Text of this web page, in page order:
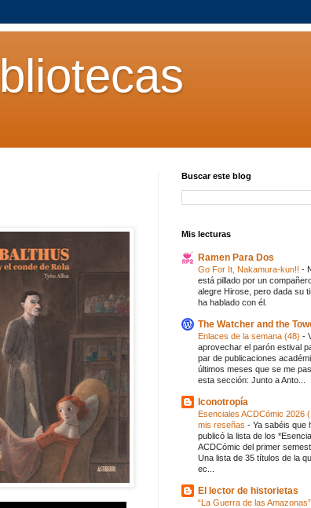
Buscar este blog
Mis lecturas
Ramen Para Dos
Go For It, Nakamura-kun!! -
está pillado por un
alegre Hirose, pero dada su
ha hablado con él.
The Watcher and the
Enlaces de la semana (48) -
aprovechar el parón estival
par de publicaciones
últimos meses que se me
esta sección: Junto a Anto...
Iconotropía
Esenciales ACDCómic 2026
mis reseñas - Ya sabéis que
publicó la lista de los
ACDCómic del primer
Una lista de 35 títulos de la
ec...
El lector de historietas
“La Guerra de las